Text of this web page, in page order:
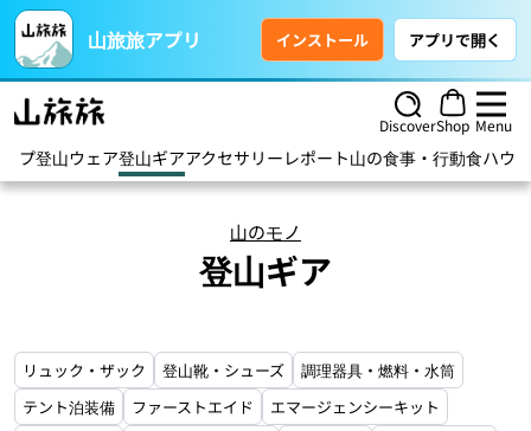
山旅旅アプリ インストール アプリで開く
DiscoverShop Menu
プ登山ウェア登山ギアアクセサリー レポート山の食事・行動食ハウ
山のモノ
登山ギア
リュック・ザック 登山靴・シューズ
調理器具・燃料・水筒
テント泊装備
ファーストエイド
エマージェンシーキット